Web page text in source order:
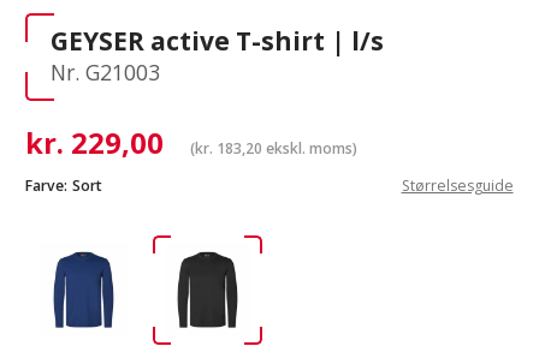
GEYSER active T-shirt | l/s
Nr. G21003
kr. 229,00 (kr. 183,20 ekskl. moms)
Farve: Sort Størrelsesguide